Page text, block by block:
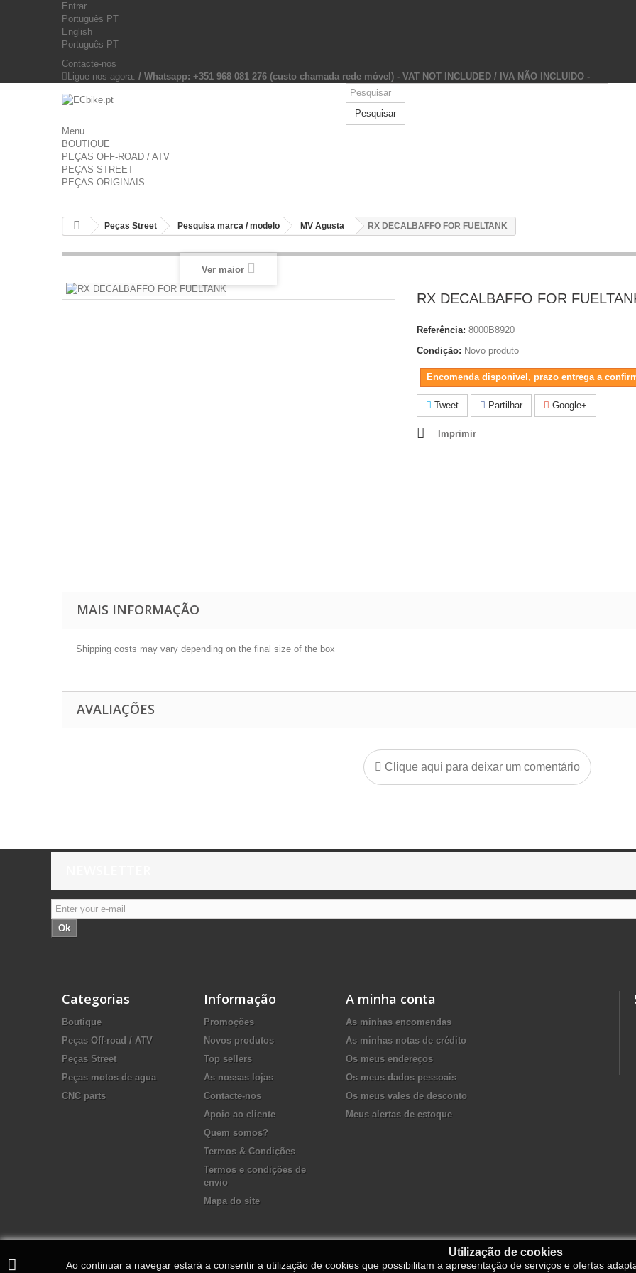
Entrar
Português PT
English
Português PT
Contacte-nos
Ligue-nos agora: / Whatsapp: +351 968 081 276 (custo chamada rede móvel) - VAT NOT INCLUDED / IVA NÃO INCLUIDO -
Pesquisar
Menu
BOUTIQUE
PEÇAS OFF-ROAD / ATV
PEÇAS STREET
PEÇAS ORIGINAIS
Peças Street Pesquisa marca / modelo MV Agusta RX DECALBAFFO FOR FUELTANK
Ver maior
RX DECALBAFFO FOR
Referência: 8000B8920
Condição: Novo produto
Encomenda disponivel, prazo entrega a
Tweet Partilhar Google+
Imprimir
MAIS INFORMAÇÃO
Shipping costs may vary depending on the final size of the box
AVALIAÇÕES
Clique aqui para deixar um comentário
Ok
Categorias
Boutique
Peças Off-road / ATV
Peças Street
Peças motos de agua
CNC parts
Informação
Promoções
Novos produtos
Top sellers
As nossas lojas
Contacte-nos
Apoio ao cliente
Quem somos?
Termos & Condições
Termos e condições de
envio
Mapa do site
A minha conta
As minhas encomendas
As minhas notas de crédito
Os meus endereços
Os meus dados pessoais
Os meus vales de desconto
Meus alertas de estoque
Utilização de cookies
Ao continuar a navegar estará a consentir a utilização de cookies que possibilitam a apresentação de serviços e ofertas